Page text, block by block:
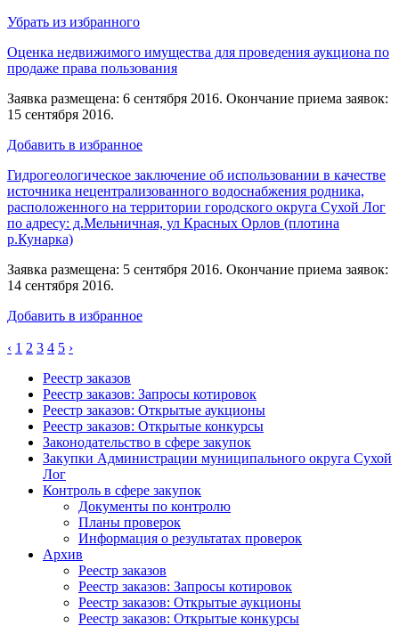
Убрать из избранного
Оценка недвижимого имущества для проведения аукциона по
продаже права пользования
Заявка размещена: 6 сентября 2016. Окончание приема заявок:
15 сентября 2016.
Добавить в избранное
Гидрогеологическое заключение об использовании в качестве
источника нецентрализованного водоснабжения родника,
расположенного на территории городского округа Сухой Лог
по адресу: д.Мельничная, ул Красных Орлов (плотина
р.Кунарка)
Заявка размещена: 5 сентября 2016. Окончание приема заявок:
14 сентября 2016.
Добавить в избранное
‹ 1 2 3 4 5 ›
Реестр заказов
Реестр заказов: Запросы котировок
Реестр заказов: Открытые аукционы
Реестр заказов: Открытые конкурсы
Законодательство в сфере закупок
Закупки Администрации муниципального округа Сухой
Лог
Контроль в сфере закупок
Документы по контролю
Планы проверок
Информация о результатах проверок
Архив
Реестр заказов
Реестр заказов: Запросы котировок
Реестр заказов: Открытые аукционы
Реестр заказов: Открытые конкурсы